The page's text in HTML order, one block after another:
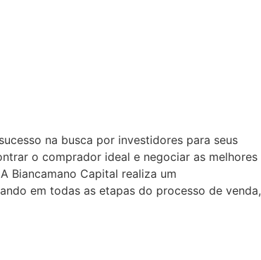
na busca por investidores para seus
o comprador ideal e negociar as melhores
Biancamano Capital realiza um
em todas as etapas do processo de venda,